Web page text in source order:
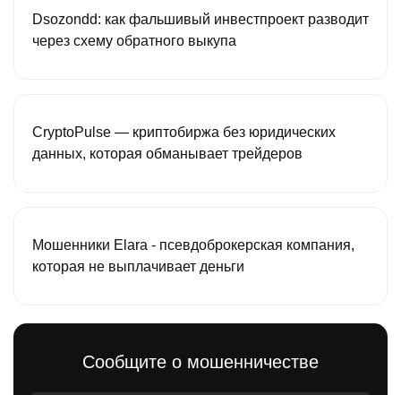
Dsozondd: как фальшивый инвестпроект разводит
через схему обратного выкупа
CryptoPulse — криптобиржа без юридических
данных, которая обманывает трейдеров
Мошенники Elara - псевдоброкерская компания,
которая не выплачивает деньги
Сообщите о мошенничестве